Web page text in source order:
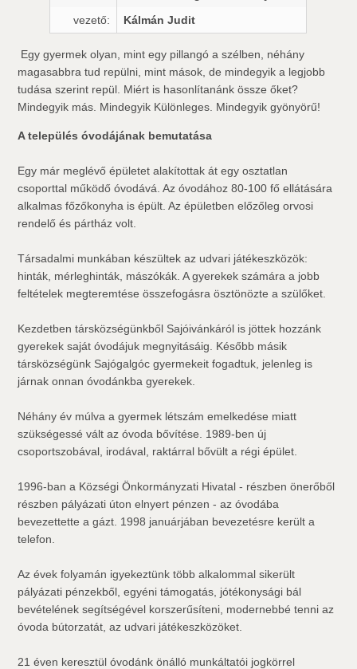
vezető:
Kálmán Judit
 Egy gyermek olyan, mint egy pillangó a szélben, néhány
magasabbra tud repülni, mint mások, de mindegyik a legjobb
tudása szerint repül. Miért is hasonlítanánk össze őket?
Mindegyik más. Mindegyik Különleges. Mindegyik gyönyörű!
A település óvodájának bemutatása
Egy már meglévő épületet alakítottak át egy osztatlan
csoporttal működő óvodává. Az óvodához 80-100 fő ellátására
alkalmas főzőkonyha is épült. Az épületben előzőleg orvosi
rendelő és pártház volt.
Társadalmi munkában készültek az udvari játékeszközök:
hinták, mérleghinták, mászókák. A gyerekek számára a jobb
feltételek megteremtése összefogásra ösztönözte a szülőket.
Kezdetben társközségünkből Sajóivánkáról is jöttek hozzánk
gyerekek saját óvodájuk megnyitásáig. Később másik
társközségünk Sajógalgóc gyermekeit fogadtuk, jelenleg is
járnak onnan óvodánkba gyerekek.
Néhány év múlva a gyermek létszám emelkedése miatt
szükségessé vált az óvoda bővítése. 1989-ben új
csoportszobával, irodával, raktárral bővült a régi épület.
1996-ban a Községi Önkormányzati Hivatal - részben önerőből
részben pályázati úton elnyert pénzen - az óvodába
bevezettette a gázt. 1998 januárjában bevezetésre került a
telefon.
Az évek folyamán igyekeztünk több alkalommal sikerült
pályázati pénzekből, egyéni támogatás, jótékonysági bál
bevételének segítségével korszerűsíteni, modernebbé tenni az
óvoda bútorzatát, az udvari játékeszközöket.
21 éven keresztül óvodánk önálló munkáltatói jogkörrel